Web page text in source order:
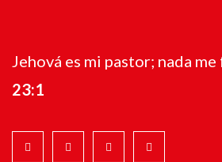
Jehová es mi pastor; nada
23:1